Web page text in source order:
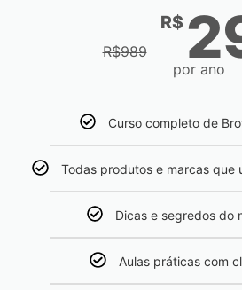
R$989
R$
por ano
Curso completo de
Todas produtos e marcas que
Dicas e segredos do
Aulas práticas com